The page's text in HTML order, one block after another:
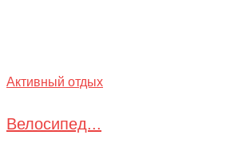
Активный отдых
Велосипед...